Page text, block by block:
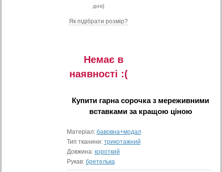
дня)
Як підібрати розмір?
Немає в
наявностi :(
Купити гарна сорочка з мереживними
вставкамиза кращою ціною
Матеріал: бавовна+модал
Тип тканини: трикотажний
Довжина: короткий
Рукав: бретелька